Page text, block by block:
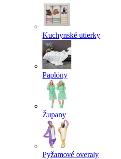
Kuchynské utierky
Paplóny
Župany
Pyžamové overaly